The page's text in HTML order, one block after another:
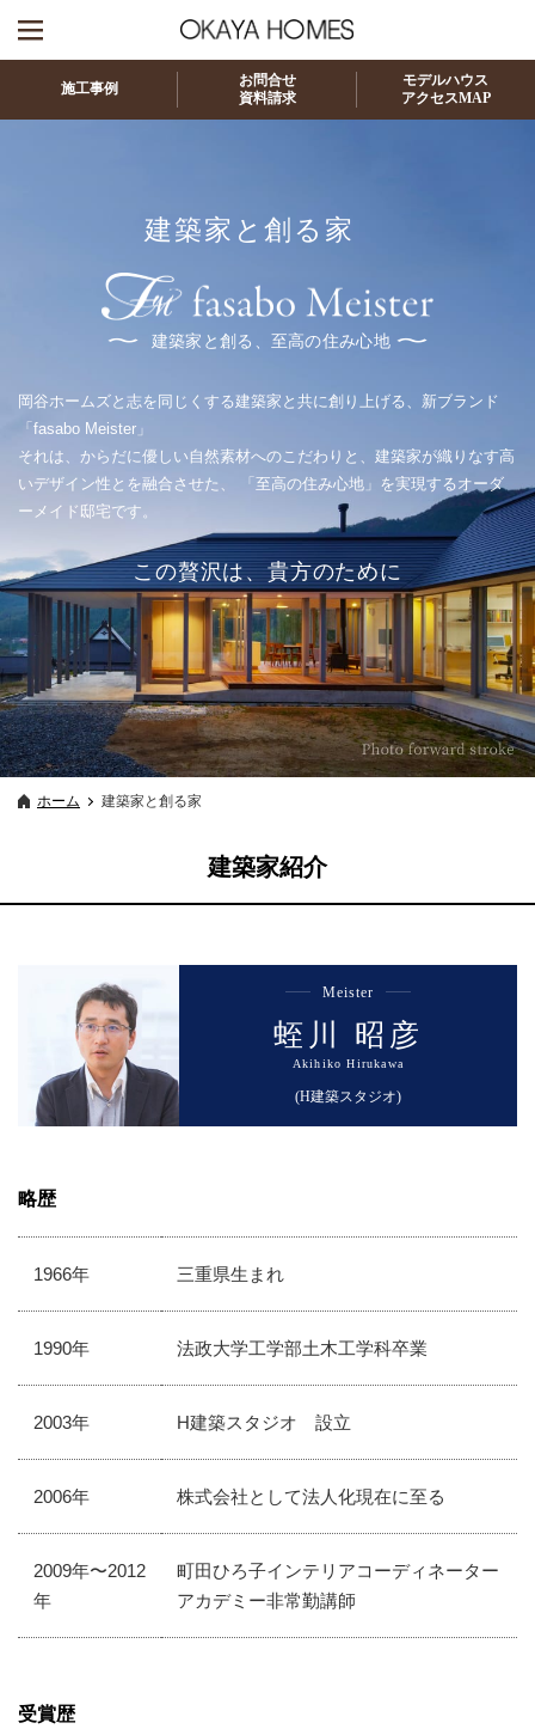
施工事例
お問合せ
資料請求
モデルハウス
アクセスMAP
建築家と創る家
建築家と創る、至高の住み心地
岡谷ホームズと志を同じくする建築家と共に創り上げる、新ブランド
「fasabo Meister」
それは、からだに優しい自然素材へのこだわりと、建築家が織りなす高
いデザイン性とを融合させた、
「至高の住み心地」を実現するオーダ
ーメイド邸宅です。
この贅沢は、貴方のために
ホーム 建築家と創る家
建築家紹介
Meister
蛭川 昭彦
Akihiko Hirukawa
(H建築スタジオ)
略歴
1966年 三重県生まれ
1990年 法政大学工学部土木工学科卒業
2003年 H建築スタジオ 設立
2006年 株式会社として法人化現在に至る
2009年〜2012
年
町田ひろ子インテリアコーディネーター
アカデミー非常勤講師
受賞歴